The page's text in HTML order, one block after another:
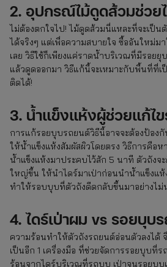
2. อุปกรณ์ไม้ดูดส้วมช่วย
ไม่ต้องตกใจไป! ไม้ดูดส้วมนี่แหละที่จะเป็
ได้จริงๆ แต่เพื่อความสบายใจ ซื้ออันใหม่ม
เลย วิธีใช้ก็เพียงแค่ราดน้ำบริเวณที่มีรอย
แล้วดูดออกมา วิธีแก้นี้จะเหมาะกับพื้นที่ที่เ
ติดได้!
3. น้ำแข็งแห้งผู้ช่วยแก้ไ
การแก้รอยบุบรถยนต์วิธีนี้อาจจะต้องป้อง
ให้น้ำแข็งแห้งสัมผัสผิวโดยตรง วิธีการคือ
น้ำแข็งแห้งมาประคบไว้สัก 5 นาที ตัวถังจ
ใหญ่ขึ้น ให้นำไดร์มาเป่าก่อนนำน้ำแข็งแห้
ทำให้รอบบุบที่ตัวถังดีดกลับขึ้นมาอย่างไม่น่
4. ไดร์เป่าผม vs รอยบุบ
ความร้อนทำให้ตัวถังรถยนต์อ่อนตัวลงได้
เป็นอีก 1 เครื่องมือ ที่ช่วยจัดการรอยบุบที่ร
ร้อนจากไดร์บริเวณที่รถบุบ เป่าจนรอยบุบ